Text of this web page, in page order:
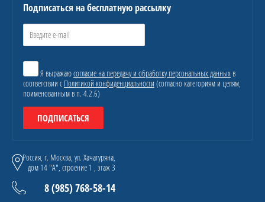
Подписаться на бесплатную рассылку
Я выражаюсогласие на передачу и обработку персональных данных в
соответствии с Политикой конфиденциальности (согласно категориям и целям,
поименованным в п. 4.2.6)
ПОДПИСАТЬСЯ
Россия, г. Москва, ул. Хачатуряна,
дом 14 "А", строение 1 , этаж 3
8 (985) 768-58-14